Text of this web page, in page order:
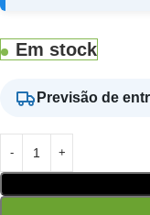
Em stock
Previsão de